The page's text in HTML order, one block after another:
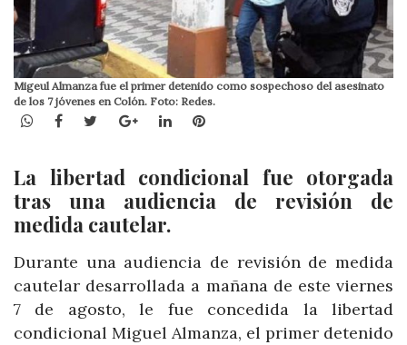
Migeul Almanza fue el primer detenido como sospechoso del asesinato
de los 7 jóvenes en Colón. Foto: Redes.
WhatsApp
Facebook
TwitterGoogle+LinkedInPinterest
La libertad condicional fue otorgada
tras una audiencia de revisión de
medida cautelar.
Durante una audiencia de revisión de medida
cautelar desarrollada a mañana de este viernes
7 de agosto, le fue concedida la libertad
condicional Miguel Almanza, el primer detenido